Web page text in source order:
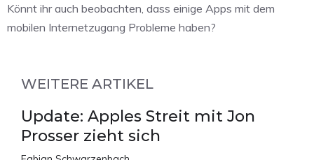
Könnt ihr auch beobachten, dass einige Apps mit dem
mobilen Internetzugang Probleme haben?
WEITERE ARTIKEL
Update: Apples Streit mit Jon
Prosser zieht sich